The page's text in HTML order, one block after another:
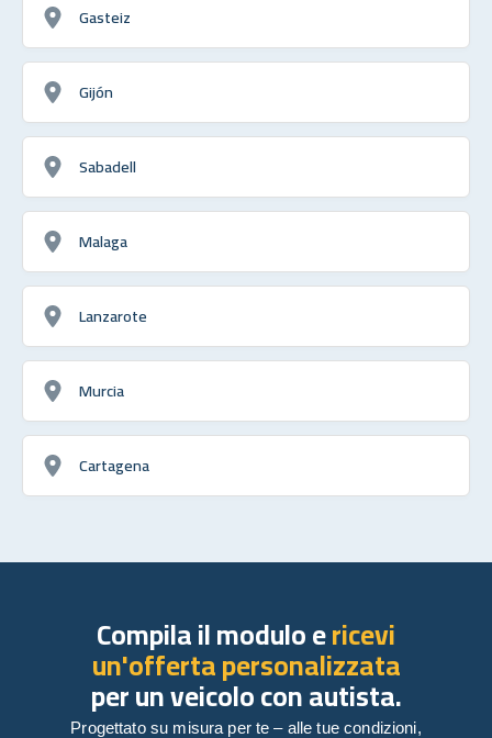
Gasteiz
Gijón
Sabadell
Malaga
Lanzarote
Murcia
Cartagena
Compila il modulo ericevi
un'offerta personalizzata
per un veicolo con autista.
Progettato su misura per te – alle tue condizioni,